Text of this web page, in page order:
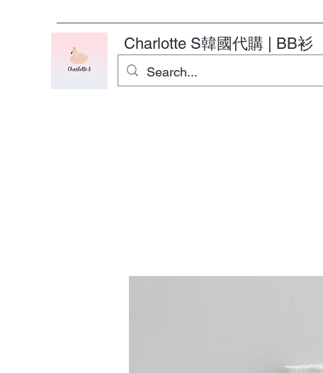
Charlotte S韓國代購 | BB衫